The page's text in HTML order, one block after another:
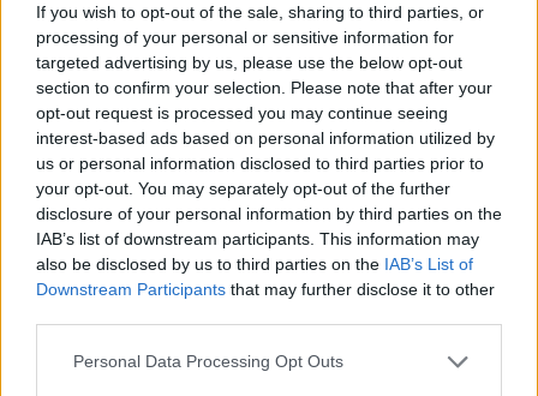
If you wish to opt-out of the sale, sharing to third parties, or
processing of your personal or sensitive information for
targeted advertising by us, please use the below opt-out
section to confirm your selection. Please note that after your
opt-out request is processed you may continue seeing
interest-based ads based on personal information utilized by
us or personal information disclosed to third parties prior to
your opt-out. You may separately opt-out of the further
disclosure of your personal information by third parties on the
IAB’s list of downstream participants. This information may
also be disclosed by us to third parties on the IAB’s List of
Downstream Participants that may further disclose it to other
Personal Data Processing Opt Outs
Vaccata
Gas75
31 Maggio- 5.112 visualizzazioni
L'abbuonasera.